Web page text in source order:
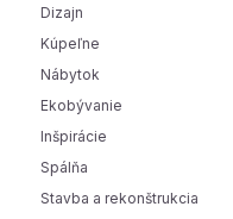
Dizajn
Kúpeľne
Nábytok
Ekobývanie
Inšpirácie
Spálňa
Stavba a rekonštrukcia